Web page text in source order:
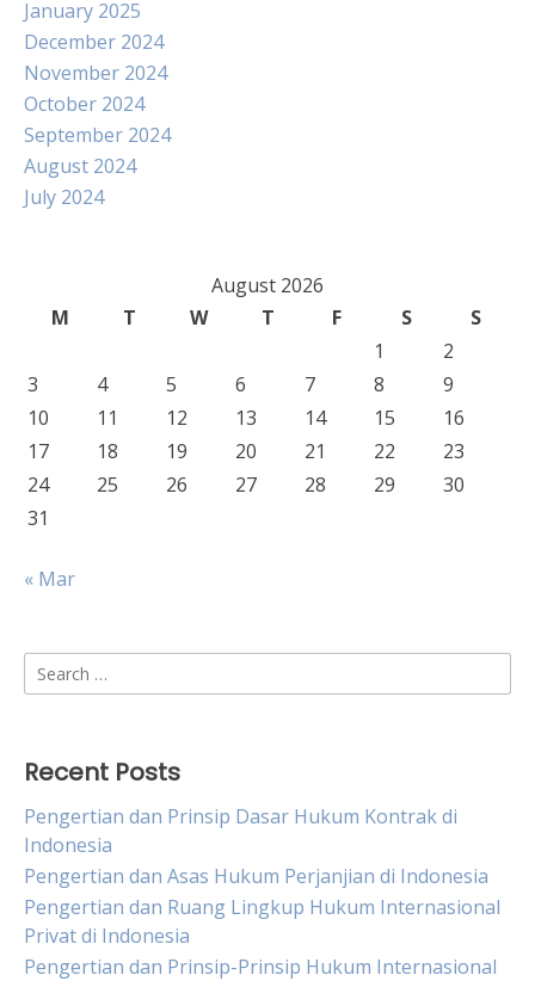
January 2025
December 2024
November 2024
October 2024
September 2024
August 2024
July 2024
August 2026
M
T W T F S
S
1
2
3
4 5 6 7 8
9
10
11 12 13 14 15
16
17
18 19 20 21 22
23
24
25 26 27 28 29
30
31
« Mar
Search
for:
Recent Posts
Pengertian dan Prinsip Dasar Hukum Kontrak di
Indonesia
Pengertian dan Asas Hukum Perjanjian di Indonesia
Pengertian dan Ruang Lingkup Hukum Internasional
Privat di Indonesia
Pengertian dan Prinsip-Prinsip Hukum Internasional